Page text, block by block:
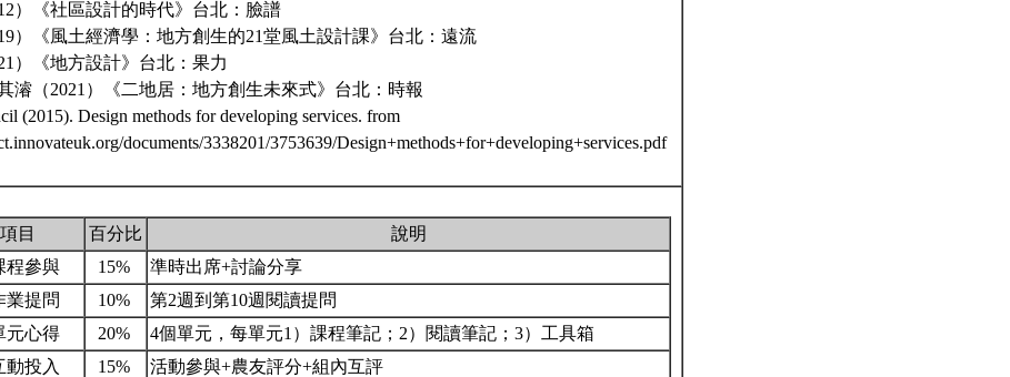
）《社區設計的時代》台北：臉譜
）《風土經濟學：地方創生的21堂風土設計課》台北：遠流
）《地方設計》台北：果力
濬（2021）《二地居：地方創生未來式》台北：時報
(2015). Design methods for developing services. from
documents/3338201/3753639/Design+methods+for+developing+services.pdf
項目 百分比
說明
程參與 15%
準時出席+討論分享
業提問 10%
第2週到第10週閱讀提問
元心得 20%
4個單元，每單元1）課程筆記；2）閱讀筆記；3）工具箱
動投入 15%
活動參與+農友評分+組內互評